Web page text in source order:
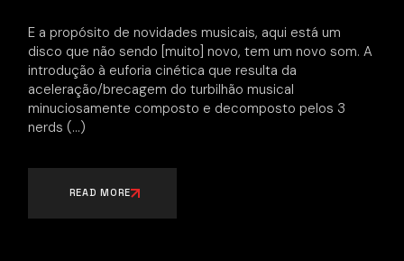
E a propósito de novidades musicais, aqui está um
disco que não sendo [muito] novo, tem um novo som. A
introdução à euforia cinética que resulta da
aceleração/brecagem do turbilhão musical
minuciosamente composto e decomposto pelos 3
nerds
READ MORE